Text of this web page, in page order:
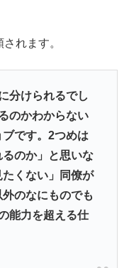
れます。
分けられるでし
のかわからない
です。2つめは
のか」と思いな
くない」
同僚が
のなにものでも
能力を超える仕